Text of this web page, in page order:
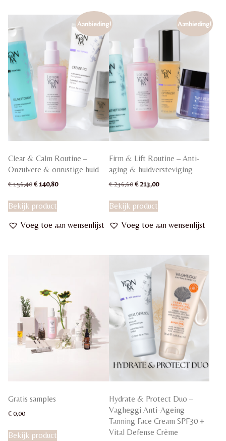
Deze
gekozen
worden
op
de
productpagina
kan
gekozen
worden
productpagina
Aanbieding!
Clear & Calm Routine –
Onzuivere & onrustige huid
€156,40Oorspronkelijke
was:
€ 156,40.
€140,80Huidige
Bekijk product
Voeg toe aan wensenlijst
Aanbieding!
Firm & Lift Routine – Anti-
aging & huidversteviging
€236,60 Oorspronkelijke
was:
€ 236,60.
€213,00Huidige
Bekijk product
Voeg toe aan wensenlijst
Gratis samples
€0,00
Bekijk product
Hydrate & Protect Duo –
Vagheggi Anti-Ageing
Tanning Face Cream SPF30 +
Vital Defense Crème